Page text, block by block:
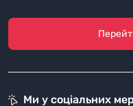
Ми у соціальних